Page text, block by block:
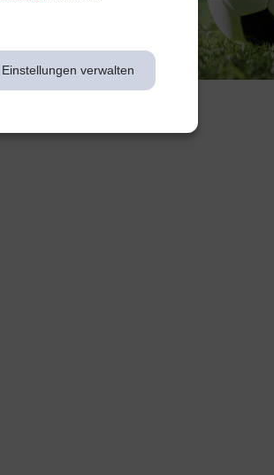
Einstellungen verwalten